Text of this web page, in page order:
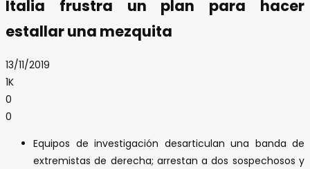
Italia frustra un plan para hacer
estallar una mezquita
13/11/2019
1K
0
0
Equipos de investigación desarticulan una banda de
extremistas de derecha; arrestan a dos sospechosos y